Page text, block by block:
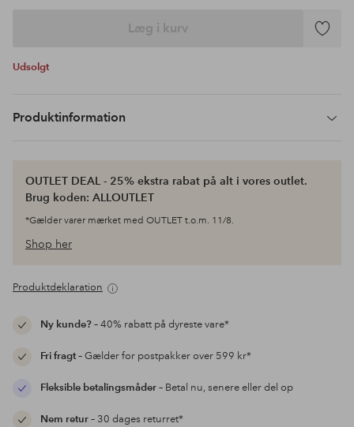
Læg i kurv
Tilføj
Udsolgt
Produktinformation
OUTLET DEAL - 25% ekstra rabat på alt i vores outlet.
Brug koden: ALLOUTLET
*Gælder varer mærket med OUTLET t.o.m. 11/8.
Shop her
Produktdeklaration
Ny kunde?– 40% rabatt på dyreste vare*
Fri fragt– Gælder for postpakker over 599 kr*
Fleksible betalingsmåder– Betal nu, senere eller del op
Nem retur– 30 dages returret*